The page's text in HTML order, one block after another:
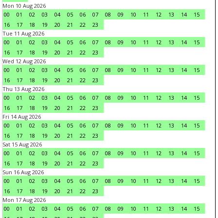
Mon 10 Aug 2026
00
01 02 03 04 05 06 07 08 09 10 11 12 13 14
15
16
17 18 19 20 21 22
23
Tue 11 Aug 2026
00
01 02 03 04 05 06 07 08 09 10 11 12 13 14
15
16
17 18 19 20 21 22
23
Wed 12 Aug 2026
00
01 02 03 04 05 06 07 08 09 10 11 12 13 14
15
16
17 18 19 20 21 22
23
Thu 13 Aug 2026
00
01 02 03 04 05 06 07 08 09 10 11 12 13 14
15
16
17 18 19 20 21 22
23
Fri 14 Aug 2026
00
01 02 03 04 05 06 07 08 09 10 11 12 13 14
15
16
17 18 19 20 21 22
23
Sat 15 Aug 2026
00
01 02 03 04 05 06 07 08 09 10 11 12 13 14
15
16
17 18 19 20 21 22
23
Sun 16 Aug 2026
00
01 02 03 04 05 06 07 08 09 10 11 12 13 14
15
16
17 18 19 20 21 22
23
Mon 17 Aug 2026
00
01 02 03 04 05 06 07 08 09 10 11 12 13 14
15